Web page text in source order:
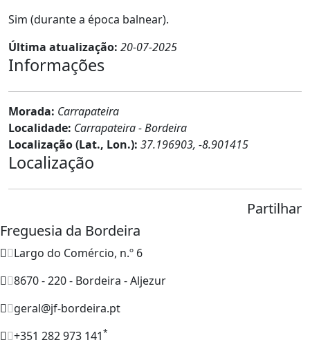
Sim (durante a época balnear).
Última atualização: 20-07-2025
Informações
Morada: Carrapateira
Localidade: Carrapateira - Bordeira
Localização (Lat., Lon.): 37.196903, -8.901415
Localização
Partilhar
Freguesia da Bordeira
Largo do Comércio, n.º 6
8670 - 220 - Bordeira - Aljezur
geral@jf-bordeira.pt
+351 282 973 141*